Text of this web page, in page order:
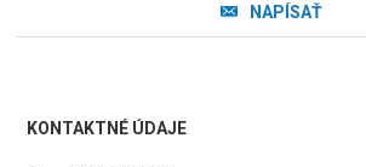
NAPÍSAŤ
KONTAKTNÉ ÚDAJE